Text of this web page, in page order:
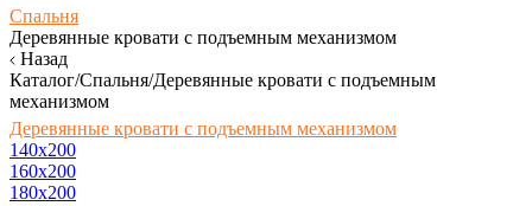
Спальня
Деревянные кровати с подъемным механизмом
Назад
Каталог/Спальня/Деревянные кровати с подъемным
механизмом
Деревянные кровати с подъемным механизмом
140x200
160х200
180х200